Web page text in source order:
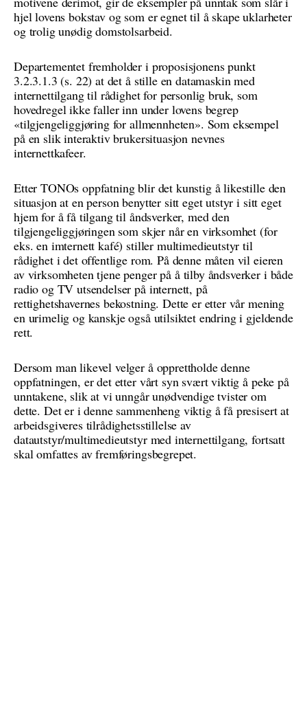
hjel lovens bokstav og som er egnet til å skape uklarheter
og trolig unødig domstolsarbeid.
Departementet fremholder i proposisjonens punkt
3.2.3.1.3 (s. 22) at det å stille en datamaskin med
internettilgang til rådighet for personlig bruk, som
hovedregel ikke faller inn under lovens begrep
«tilgjengeliggjøring for allmennheten». Som eksempel
på en slik interaktiv brukersituasjon nevnes
internettkafeer.
Etter TONOs oppfatning blir det kunstig å likestille den
situasjon at en person benytter sitt eget utstyr i sitt eget
hjem for å få tilgang til åndsverker, med den
tilgjengeliggjøringen som skjer når en virksomhet (for
eks. en imternett kafé) stiller multimedieutstyr til
rådighet i det offentlige rom. På denne måten vil eieren
av virksomheten tjene penger på å tilby åndsverker i både
radio og TV utsendelser på internett, på
rettighetshavernes bekostning. Dette er etter vår mening
en urimelig og kanskje også utilsiktet endring i gjeldende
rett.
Dersom man likevel velger å opprettholde denne
oppfatningen, er det etter vårt syn svært viktig å peke på
unntakene, slik at vi unngår unødvendige tvister om
dette. Det er i denne sammenheng viktig å få presisert at
arbeidsgiveres tilrådighetsstillelse av
datautstyr/multimedieutstyr med internettilgang, fortsatt
skal omfattes av fremføringsbegrepet.